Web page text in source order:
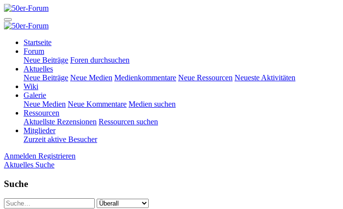
Startseite
Forum
Neue Beiträge Foren durchsuchen
Aktuelles
Neue Beiträge Neue Medien Medienkommentare Neue Ressourcen Neueste Aktivitäten
Wiki
Galerie
Neue Medien Neue Kommentare Medien suchen
Ressourcen
Aktuellste Rezensionen Ressourcen suchen
Mitglieder
Zurzeit aktive Besucher
Anmelden Registrieren
Aktuelles Suche
Suche